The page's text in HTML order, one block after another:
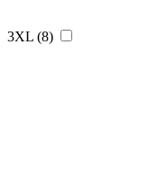
3XL (8)